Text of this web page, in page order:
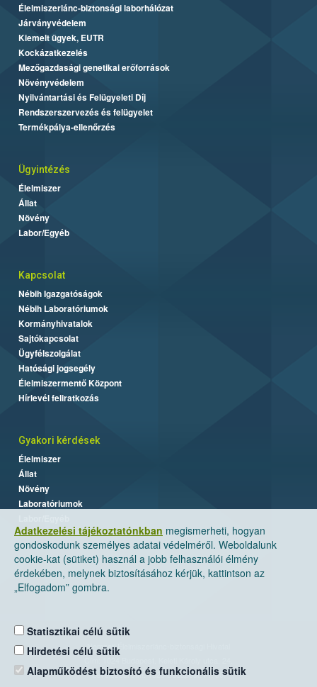
Adatkezelési tájékoztatónkban megismerheti, hogyan
gondoskodunk személyes adatai védelméről. Weboldalunk
cookie-kat (sütiket) használ a jobb felhasználói élmény
érdekében, melynek biztosításához kérjük, kattintson az
„Elfogadom” gombra.
Statisztikai célú sütik
Hirdetési célú sütik
Alapműködést biztosító és funkcionális sütik
Élelmiszerlánc-biztonsági laborhálózat
Járványvédelem
Kiemelt ügyek, EUTR
Kockázatkezelés
Mezőgazdasági genetikai erőforrások
Növényvédelem
Nyilvántartási és Felügyeleti Díj
Rendszerszervezés és felügyelet
Termékpálya-ellenőrzés
Ügyintézés
Élelmiszer
Állat
Növény
Labor/Egyéb
Kapcsolat
Nébih Igazgatóságok
Nébih Laboratóriumok
Kormányhivatalok
Sajtókapcsolat
Ügyfélszolgálat
Hatósági jogsegély
Élelmiszermentő Központ
Hírlevél feliratkozás
Gyakori kérdések
Élelmiszer
Állat
Növény
Laboratóriumok
Nemzeti Élelmiszerlánc-biztonsági Hivatal
Levelezési cím: 1525 Budapest. Pf. 30.